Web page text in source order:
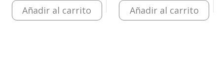
Añadir al carrito Añadir al carrito